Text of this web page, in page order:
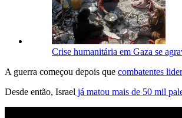
Crise humanitária em Gaza se
A guerra começou depois que combatentes
Desde então, Israel já matou mais de 50 mil